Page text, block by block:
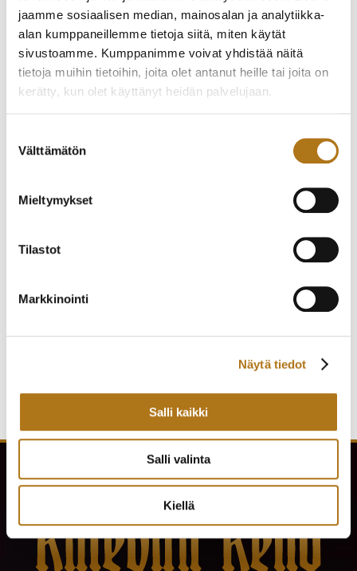
jaamme sosiaalisen median, mainosalan ja analytiikka-
alan kumppaneillemme tietoja siitä, miten käytät
sivustoamme. Kumppanimme voivat yhdistää näitä
tietoja muihin tietoihin, joita olet antanut heille tai joita on
kerätty, kun olet käyttänyt heidän palvelujaan.
valinta
Välttämätön
Mieltymykset
Tilastot
Markkinointi
Näytä tiedot
Salli kaikki
Salli valinta
Kiellä
ARSA KÄYTTÄMÄTÖN
TASKUKELLO
225,00
WALTHAM-005
VUODELTA 1924
1 550,00 €
255,00
VUODELTA 1909